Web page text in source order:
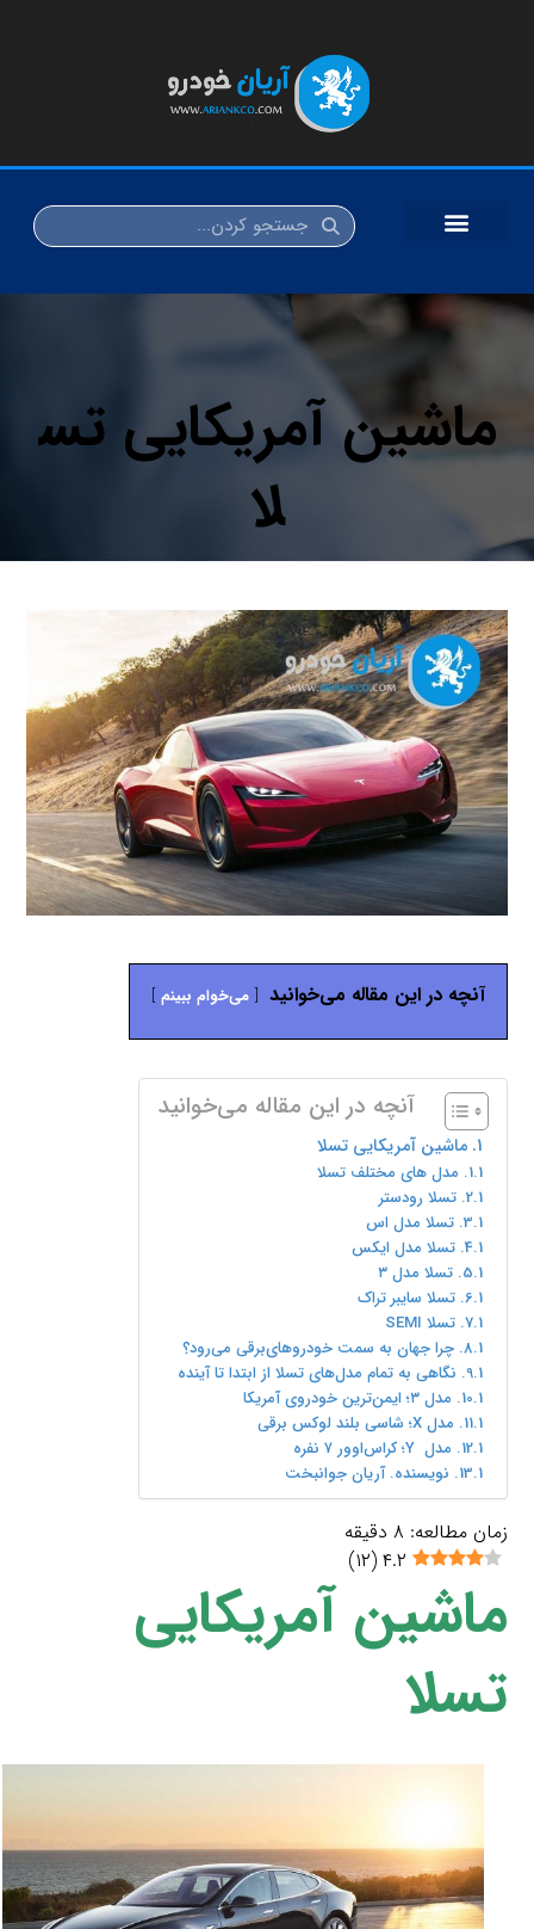
ماشین آمریکایی تس
لا
آنچه در این مقاله می‌خوانید می‌خوام ببینم
آنچه در این مقاله می‌خوانید
ماشین آمریکایی تسلا
مدل های مختلف تسلا
تسلا رودستر
تسلا مدل اس
تسلا مدل ایکس
تسلا مدل ۳
تسلا سایبر تراک
تسلا SEMI
چرا جهان به سمت خودروهای‌برقی می‌رود؟
نگاهی به تمام مدل‌های تسلا از ابتدا تا آینده
مدل ۳؛ ایمن‌ترین خودروی آمریکا
مدل X؛ شاسی بلند لوکس برقی
مدل Y؛ کراس‌اوور ۷ نفره
نویسنده. آریان جوانبخت
زمان مطالعه: ۸ دقیقه
۴.۲ (۱۲)
ماشین آمریکایی
تسلا